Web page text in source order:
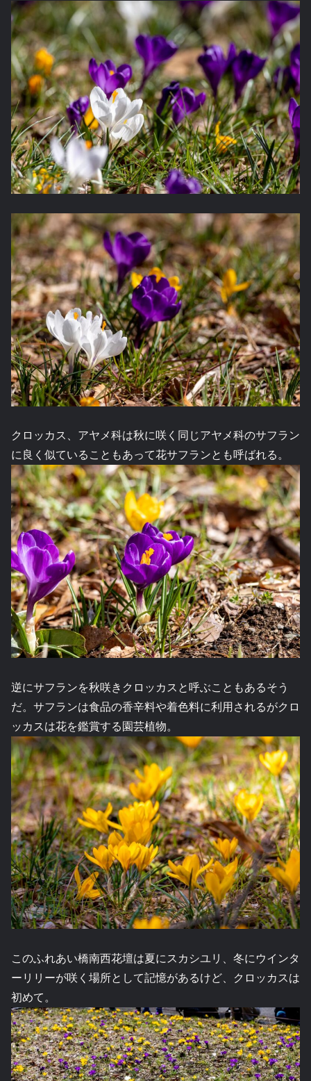
クロッカス、アヤメ科は秋に咲く同じアヤメ科のサフラン
に良く似ていることもあって花サフランとも呼ばれる。
逆にサフランを秋咲きクロッカスと呼ぶこともあるそう
だ。サフランは食品の香辛料や着色料に利用されるがクロ
ッカスは花を鑑賞する園芸植物。
このふれあい橋南西花壇は夏にスカシユリ、冬にウインタ
ーリリーが咲く場所として記憶があるけど、クロッカスは
初めて。